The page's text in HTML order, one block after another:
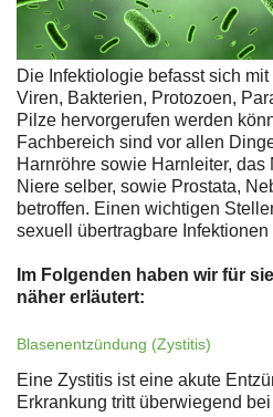
Die Infektiologie befasst sich
Viren, Bakterien, Protozoen,
Pilze hervorgerufen werden
Fachbereich sind vor allen
Harnröhre sowie Harnleiter,
Niere selber, sowie Prostata,
betroffen. Einen wichtigen
sexuell übertragbare Infektionen
Im Folgenden haben wir für
näher erläutert:
Blasenentzündung (Zystitis)
Eine Zystitis ist eine akute
Erkrankung tritt überwiegend